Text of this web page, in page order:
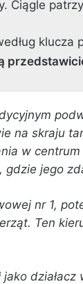
Ciągle
klucza
na skraju
w
jego
nr 1,
Ten